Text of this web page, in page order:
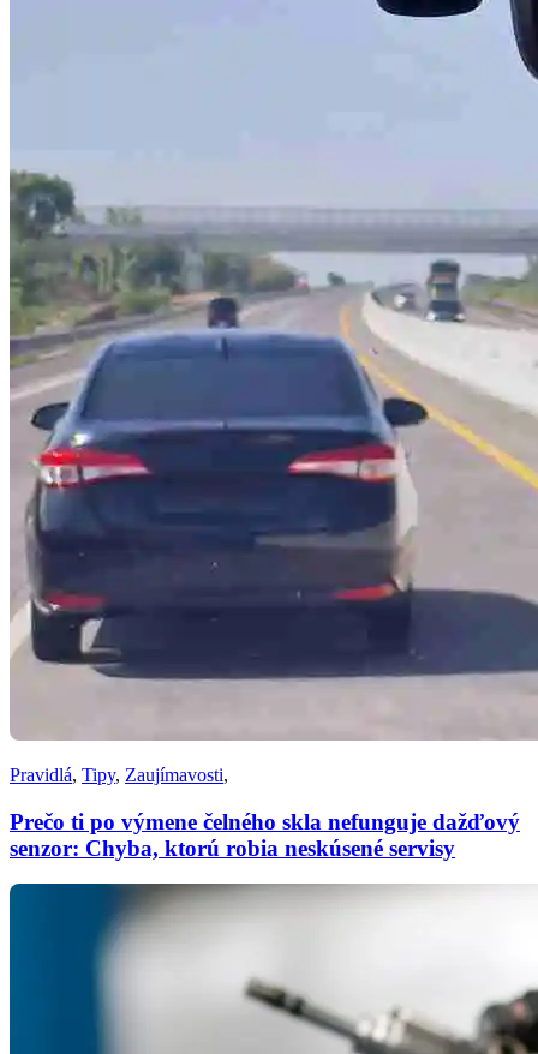
Pravidlá, Tipy, Zaujímavosti,
Prečo ti po výmene čelného skla nefunguje dažďový
senzor: Chyba, ktorú robia neskúsené servisy